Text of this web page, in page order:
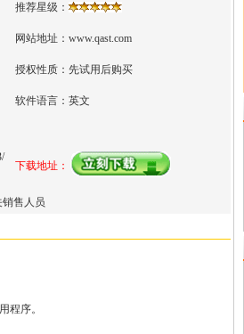
推荐星级：
网站地址： www.qast.com
授权性质： 先试用后购买
软件语言： 英文
下载地址：
销售人员
程序。